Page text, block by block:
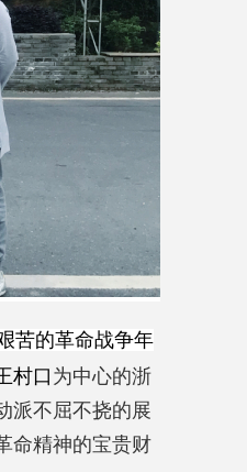
苦的革命战争年
村口为中心的浙
派不屈不挠的展
命精神的宝贵财